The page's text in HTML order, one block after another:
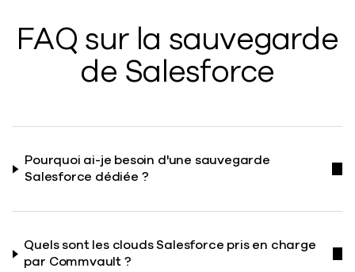
FAQ sur la sauvegarde
de Salesforce
Pourquoi ai-je besoin d'une sauvegarde
Salesforce dédiée ?
Quels sont les clouds Salesforce pris en charge
par Commvault ?